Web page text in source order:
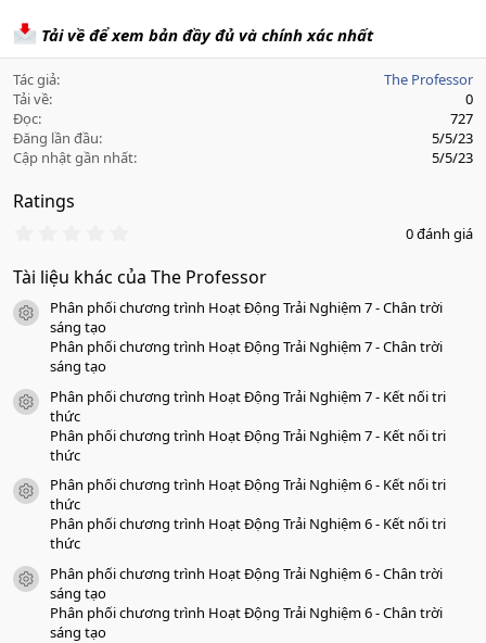
Tải về để xem bản đầy đủ và chính xác nhất
Tác giả
The Professor
Tải về
0
Đọc
727
Đăng lần đầu
5/5/23
Cập nhật gần nhất
5/5/23
Ratings
0
0
a
0 đánh giá
Tài liệu khác của The Professor
icon tài liệu
Phân phối chương trình Hoạt Động Trải Nghiệm 7 - Chân trời
sáng tạo
Phân phối chương trình Hoạt Động Trải Nghiệm 7 - Chân trời
sáng tạo
icon tài liệu
Phân phối chương trình Hoạt Động Trải Nghiệm 7 - Kết nối tri
thức
Phân phối chương trình Hoạt Động Trải Nghiệm 7 - Kết nối tri
thức
icon tài liệu
Phân phối chương trình Hoạt Động Trải Nghiệm 6 - Kết nối tri
thức
Phân phối chương trình Hoạt Động Trải Nghiệm 6 - Kết nối tri
thức
icon tài liệu
Phân phối chương trình Hoạt Động Trải Nghiệm 6 - Chân trời
sáng tạo
Phân phối chương trình Hoạt Động Trải Nghiệm 6 - Chân trời
sáng tạo